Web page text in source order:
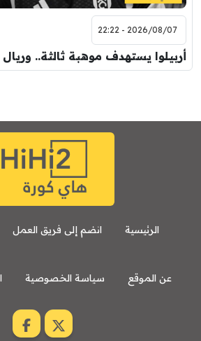
2026/08/07 - 22:22
أربيلوا يستهدف موهبة ثالثة..
الرئيسية انضم إلى فريق العمل
عن الموقع سياسة الخصوصية